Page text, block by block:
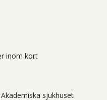
inom kort
sjukhuset